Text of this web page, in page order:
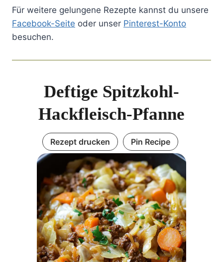
Für weitere gelungene Rezepte kannst du unsere
Facebook-Seite oder unser Pinterest-Konto
besuchen.
Deftige Spitzkohl-
Hackfleisch-Pfanne
Rezept drucken Pin Recipe